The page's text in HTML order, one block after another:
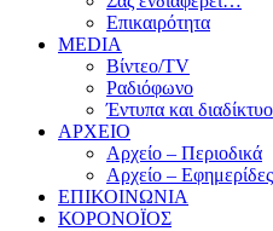
Επικαιρότητα
MEDIA
Βίντεο/TV
Ραδιόφωνο
Έντυπα και διαδίκτυο
ΑΡΧΕΙΟ
Αρχείο – Περιοδικά
Αρχείο –
ΕΠΙΚΟΙΝΩΝΙΑ
ΚΟΡΟΝΟΪΟΣ